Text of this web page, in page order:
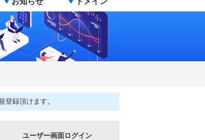
登録頂けます。
ユーザー画面ログイン